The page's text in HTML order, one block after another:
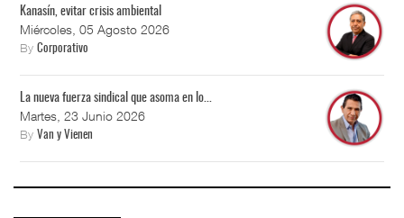
Kanasín, evitar crisis ambiental
Miércoles, 05 Agosto 2026
By Corporativo
La nueva fuerza sindical que asoma en lo...
Martes, 23 Junio 2026
By Van y Vienen